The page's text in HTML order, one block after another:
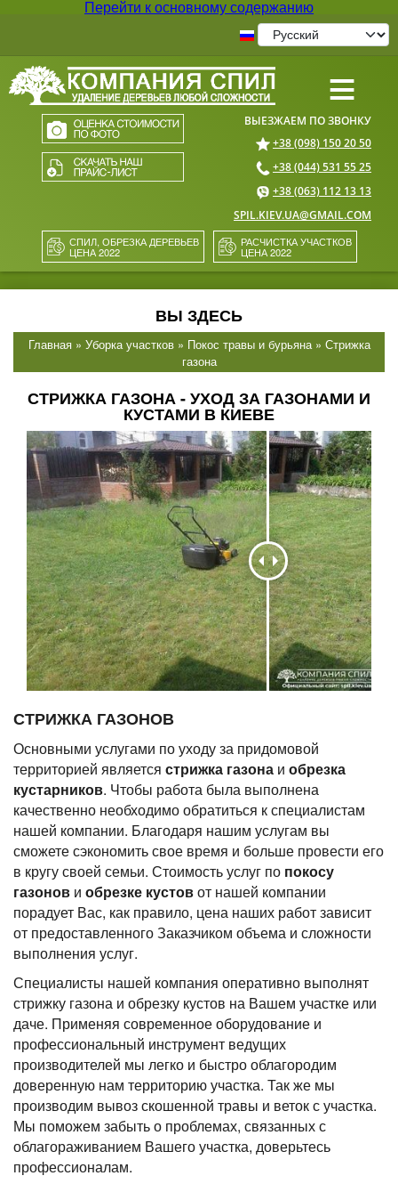
Перейти к основному содержанию
≡
+38 (098) 150 20 50
+38 (044) 531 55 25
+38 (063) 112 13 13
SPIL.KIEV.UA@GMAIL.COM
СПИЛ, ОБРЕЗКА ДЕРЕВЬЕВ
ЦЕНА 2022
РАСЧИСТКА УЧАСТКОВ
ЦЕНА 2022
ВЫ ЗДЕСЬ
Главная» Уборка участков» Покос травы и бурьяна» Стрижка
газона
СТРИЖКА ГАЗОНА - УХОД ЗА ГАЗОНАМИ И
КУСТАМИ В КИЕВЕ
СТРИЖКА ГАЗОНОВ
Основными услугами по уходу за придомовой
территорией является стрижка газона и обрезка
кустарников. Чтобы работа была выполнена
качественно необходимо обратиться к специалистам
нашей компании. Благодаря нашим услугам вы
сможете сэкономить свое время и больше провести его
в кругу своей семьи. Стоимость услуг по покосу
газонов и обрезке кустовот нашей компании
порадует Вас, как правило, цена наших работ зависит
от предоставленного Заказчиком объема и сложности
выполнения услуг.
Специалисты нашей компания оперативно выполнят
стрижку газона и обрезку кустов на Вашем участке или
даче. Применяя современное оборудование и
профессиональный инструмент ведущих
производителей мы легко и быстро облагородим
доверенную нам территорию участка. Так же мы
производим вывоз скошенной травы и веток с участка.
Мы поможем забыть о проблемах, связанных с
облагораживанием Вашего участка, доверьтесь
профессионалам.